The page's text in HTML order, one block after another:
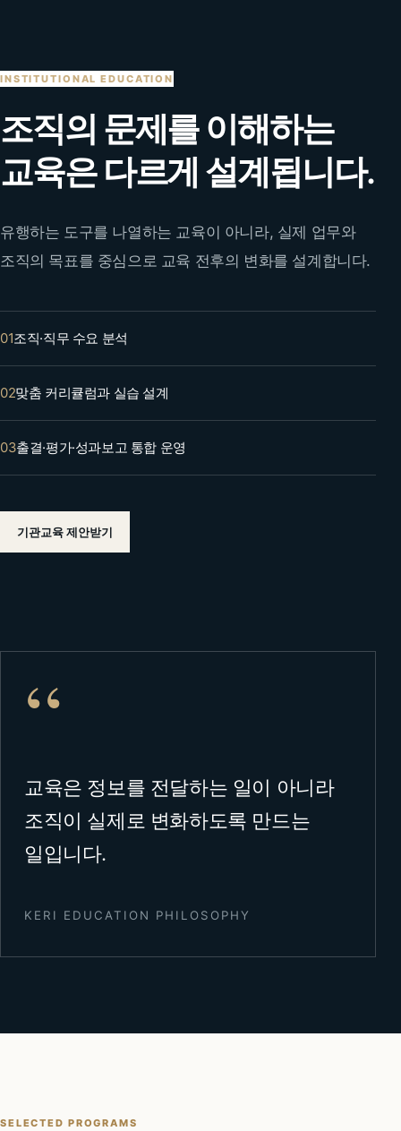
INSTITUTIONAL EDUCATION
조직의 문제를 이해하는
교육은 다르게 설계됩니다.
유행하는 도구를 나열하는 교육이 아니라, 실제 업무와
조직의 목표를 중심으로 교육 전후의 변화를 설계합니다.
01조직·직무 수요 분석
02맞춤 커리큘럼과 실습 설계
03출결·평가·성과보고 통합 운영
기관교육 제안받기
“
교육은 정보를 전달하는 일이 아니라
조직이 실제로 변화하도록 만드는
일입니다.
KERI EDUCATION PHILOSOPHY
SELECTED PROGRAMS